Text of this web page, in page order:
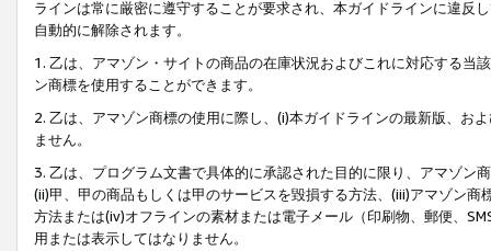
ラインは常に厳密に遵守することが要求され、本ガイドラインに違反
自動的に解除されます。
1. 乙は、アマゾン・サイトの商品の在庫状況およびこれに対応する
ン商標を使用することができます。
2. 乙は、アマゾン商標の使用に際し、(i)本ガイドラインの最新版、お
ません。
3. 乙は、プログラム文書で具体的に承認された目的に限り、アマゾン
(ii)甲、甲の商品もしくは甲のサービスを毀損する方法、(iii)アマゾン
方法または(iv)オフラインの素材または電子メール（印刷物、郵便、
用または表示してはなりません。